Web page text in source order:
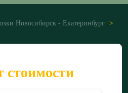
Новосибирск - Екатеринбург >
стоимости